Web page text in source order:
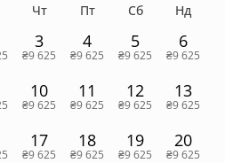
Чт Пт Сб Нд
3
₴9 625
4
₴9 625
5
₴9 625
6
₴9 625
10
₴9 625
11
₴9 625
12
₴9 625
13
₴9 625
17
₴9 625
18
₴9 625
19
₴9 625
20
₴9 625